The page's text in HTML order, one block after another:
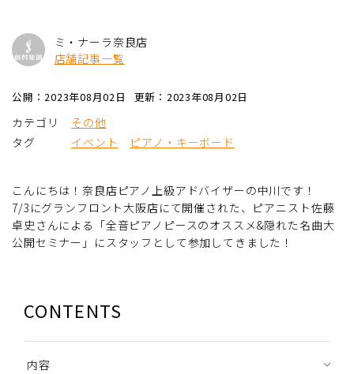
ミ・ナーラ奈良店
店舗記事一覧
公開：2023年08月02日 更新：2023年08月02日
カテゴリ
その他
タグ
イベント ピアノ・キーボード
こんにちは！奈良店ピアノ上級アドバイザーの中川です！
7/3にグランフロント大阪店にて開催された、ピアニスト佐藤
卓史さんによる「全音ピアノピースのオススメ&隠れた名曲大
公開セミナー」にスタッフとして参加してきました！
CONTENTS
内容